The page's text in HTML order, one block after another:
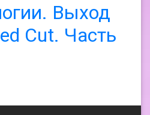
Выход
Cut. Часть